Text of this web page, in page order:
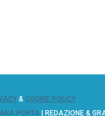
& COOKIE POLICY
PORTA | REDAZIONE &